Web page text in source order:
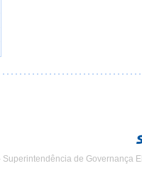
Superintendência de Governança